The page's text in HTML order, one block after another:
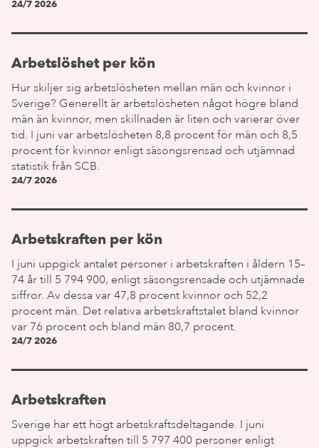
24/7 2026
Arbetslöshet per kön
Hur skiljer sig arbetslösheten mellan män och kvinnor i
Sverige? Generellt är arbetslösheten något högre bland
män än kvinnor, men skillnaden är liten och varierar över
tid. I juni var arbetslösheten 8,8 procent för män och 8,5
procent för kvinnor enligt säsongsrensad och utjämnad
statistik från SCB.
24/7 2026
Arbetskraften per kön
I juni uppgick antalet personer i arbetskraften i åldern 15–
74 år till 5 794 900, enligt säsongsrensade och utjämnade
siffror. Av dessa var 47,8 procent kvinnor och 52,2
procent män. Det relativa arbetskraftstalet bland kvinnor
var 76 procent och bland män 80,7 procent.
24/7 2026
Arbetskraften
Sverige har ett högt arbetskraftsdeltagande. I juni
uppgick arbetskraften till 5 797 400 personer enligt